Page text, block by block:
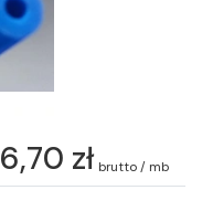
6,70 zł brutto / mb